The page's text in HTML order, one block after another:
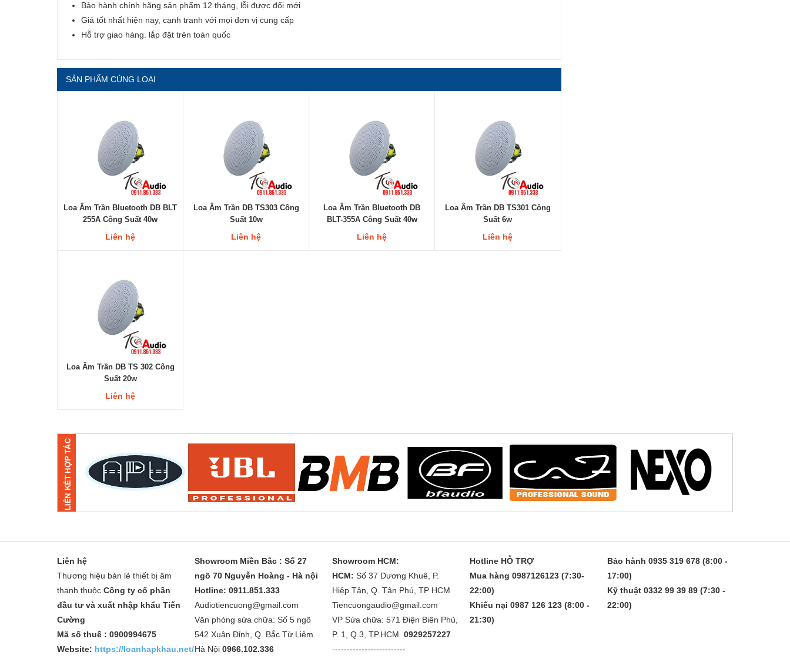
Bảo hành chính hãng sản phẩm 12 tháng, lỗi được đổi mới
Giá tốt nhất hiện nay, cạnh tranh với mọi đơn vị cung cấp
Hỗ trợ giao hàng. lắp đặt trên toàn quốc
SẢN PHẨM CÙNG LOẠI
Loa Âm Trần Bluetooth DB BLT
255A Công Suất 40w
Liên hệ
Loa Âm Trần DB TS303 Công
Suất 10w
Liên hệ
Loa Âm Trần Bluetooth DB
BLT-355A Công Suất 40w
Liên hệ
Loa Âm Trần DB TS301 Công
Suất 6w
Liên hệ
Loa Âm Trần DB TS 302 Công
Suất 20w
Liên hệ
Liên hệ
Thương hiệu bán lẻ thiết bị âm
thanh thuộc Công ty cổ phần
đầu tư và xuất nhập khẩu Tiến
Cường
Mã số thuế : 0900994675
Website: https://loanhapkhau.net/
Showroom Miền Bắc : Số 27
ngõ 70 Nguyễn Hoàng - Hà nội
Hotline: 0911.851.333
Audiotiencuong@gmail.com
Văn phòng sửa chữa: Số 5 ngõ
542 Xuân Đỉnh, Q. Bắc Từ Liêm
Hà Nội 0966.102.336
Showroom HCM:
HCM: Số 37 Dương Khuê, P.
Hiệp Tân, Q. Tân Phú, TP HCM
Tiencuongaudio@gmail.com
VP Sửa chữa: 571 Điện Biên Phủ,
P. 1, Q.3, TP.HCM 0929257227
-------------------------
Hotline HỖ TRỢ
Mua hàng 0987126123 (7:30-
22:00)
Khiếu nại 0987 126 123 (8:00 -
21:30)
Bảo hành 0935 319 678 (8:00 -
17:00)
Kỹ thuật 0332 99 39 89 (7:30 -
22:00)